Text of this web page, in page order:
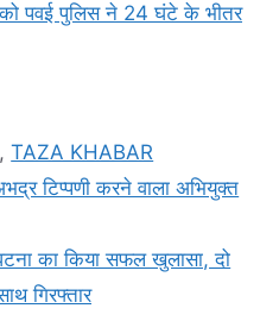
को पवई पुलिस ने 24 घंटे के भीतर
,TAZA KHABAR
टिप्पणी करने वाला अभियुक्त
का किया सफल खुलासा, दो
गिरफ्तार